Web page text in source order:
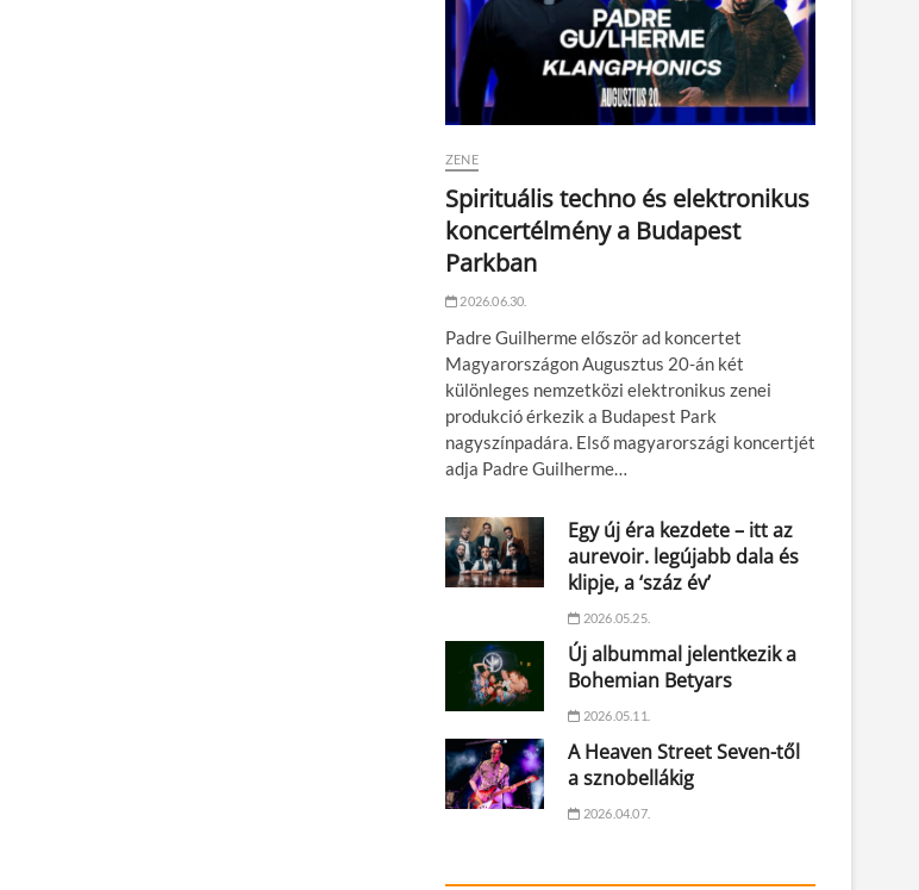
ZENE
Spirituális techno és elektronikus
koncertélmény a Budapest
Parkban
2026.06.30.
Padre Guilherme először ad koncertet
Magyarországon Augusztus 20-án két
különleges nemzetközi elektronikus zenei
produkció érkezik a Budapest Park
nagyszínpadára. Első magyarországi koncertjét
adja Padre Guilherme…
Egy új éra kezdete – itt az
aurevoir. legújabb dala és
klipje, a ‘száz év’
2026.05.25.
Új albummal jelentkezik a
Bohemian Betyars
2026.05.11.
A Heaven Street Seven-től
a sznobellákig
2026.04.07.